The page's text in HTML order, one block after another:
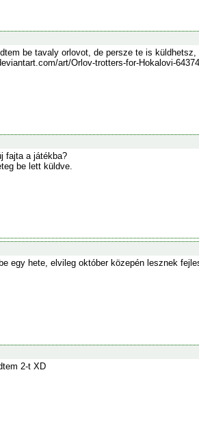
be tavaly orlovot, de persze te is
art/Orlov-trotters-for-Hokalovi-
fajta a játékba?
be lett küldve.
egy hete, elvileg október közepén lesznek
2-t XD